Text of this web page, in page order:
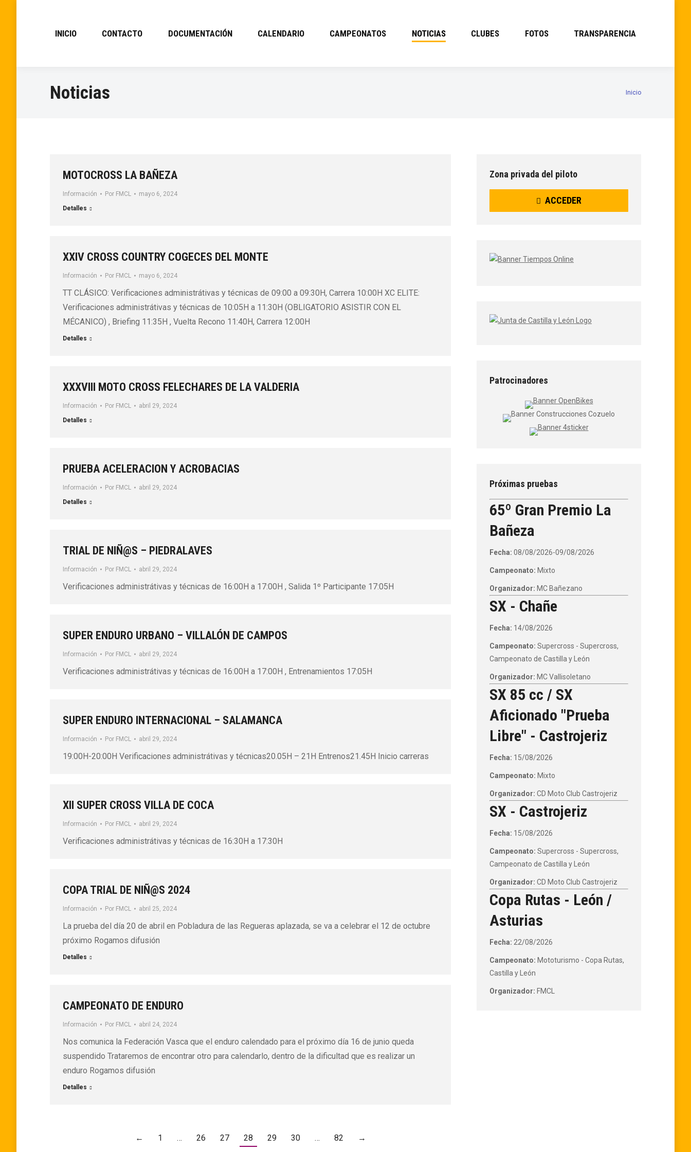
INICIO CONTACTO DOCUMENTACIÓN CALENDARIO CAMPEONATOS NOTICIAS CLUBES FOTOS TRANSPARENCIA
Noticias Estás aquí:
Inicio
MOTOCROSS LA BAÑEZA
Información Por FMCL
mayo 6, 2024
Detalles
XXIV CROSS COUNTRY COGECES DEL MONTE
Información Por FMCL mayo 6, 2024
TT CLÁSICO: Verificaciones administrátivas y técnicas de 09:00 a 09:30H, Carrera 10:00H XC ELITE:
Verificaciones administrátivas y técnicas de 10:05H a 11:30H (OBLIGATORIO ASISTIR CON EL
MÉCANICO) , Briefing 11:35H , Vuelta Recono 11:40H, Carrera 12:00H
Detalles
XXXVIII MOTO CROSS FELECHARES DE LA VALDERIA
Información Por FMCL
abril 29, 2024
Detalles
PRUEBA ACELERACION Y ACROBACIAS
Información Por FMCL
abril 29, 2024
Detalles
TRIAL DE NIÑ@S – PIEDRALAVES
Información Por FMCL abril 29, 2024
Verificaciones administrátivas y técnicas de 16:00H a 17:00H , Salida 1º Participante 17:05H
SUPER ENDURO URBANO – VILLALÓN DE CAMPOS
Información Por FMCL abril 29, 2024
Verificaciones administrátivas y técnicas de 16:00H a 17:00H , Entrenamientos 17:05H
SUPER ENDURO INTERNACIONAL – SALAMANCA
Información Por FMCL abril 29, 2024
19:00H-20:00H Verificaciones administrátivas y técnicas20.05H – 21H Entrenos21.45H Inicio carreras
XII SUPER CROSS VILLA DE COCA
Información Por FMCL abril 29, 2024
Verificaciones administrátivas y técnicas de 16:30H a 17:30H
COPA TRIAL DE NIÑ@S 2024
Información Por FMCL abril 25, 2024
La prueba del día 20 de abril en Pobladura de las Regueras aplazada, se va a celebrar el 12 de octubre
próximo Rogamos difusión
Detalles
CAMPEONATO DE ENDURO
Información Por FMCL abril 24, 2024
Nos comunica la Federación Vasca que el enduro calendado para el próximo día 16 de junio queda
suspendido Trataremos de encontrar otro para calendarlo, dentro de la dificultad que es realizar un
enduro Rogamos difusión
Detalles
← 1 … 26 27 28 29 30 … 82 →
Zona privada del piloto
ACCEDER
Patrocinadores
Próximas pruebas
65º Gran Premio La
Bañeza
Fecha: 08/08/2026-09/08/2026
Campeonato: Mixto
Organizador: MC Bañezano
SX - Chañe
Fecha: 14/08/2026
Campeonato: Supercross - Supercross,
Campeonato de Castilla y León
Organizador: MC Vallisoletano
SX 85 cc / SX
Aficionado "Prueba
Libre" - Castrojeriz
Fecha: 15/08/2026
Campeonato: Mixto
Organizador: CD Moto Club Castrojeriz
SX - Castrojeriz
Fecha: 15/08/2026
Campeonato: Supercross - Supercross,
Campeonato de Castilla y León
Organizador: CD Moto Club Castrojeriz
Copa Rutas - León /
Asturias
Fecha: 22/08/2026
Campeonato: Mototurismo - Copa Rutas,
Castilla y León
Organizador: FMCL